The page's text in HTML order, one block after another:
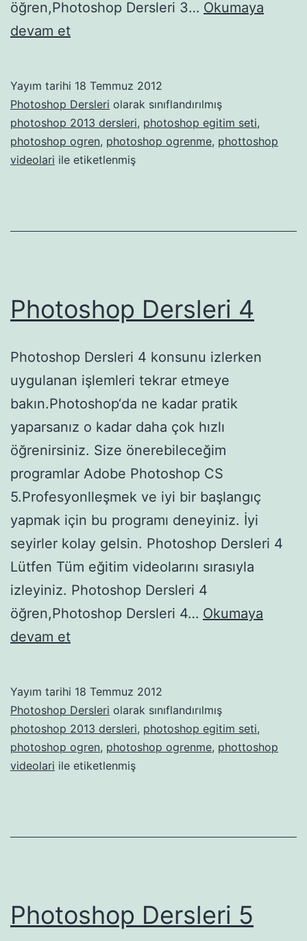
öğren,Photoshop Dersleri 3… Okumaya
devam etPhotoshop
Yayım tarihi 18 Temmuz 2012
Photoshop Dersleri olarak sınıflandırılmış
photoshop 2013 dersleri, photoshop egitim seti,
photoshop ogren, photoshop ogrenme, phottoshop
videolari ile etiketlenmiş
Photoshop Dersleri 4
Photoshop Dersleri 4 konsunu izlerken
uygulanan işlemleri tekrar etmeye
bakın.Photoshop‘da ne kadar pratik
yaparsanız o kadar daha çok hızlı
öğrenirsiniz. Size önerebileceğim
programlar Adobe Photoshop CS
5.Profesyonlleşmek ve iyi bir başlangıç
yapmak için bu programı deneyiniz. İyi
seyirler kolay gelsin. Photoshop Dersleri 4
Lütfen Tüm eğitim videolarını sırasıyla
izleyiniz. Photoshop Dersleri 4
öğren,Photoshop Dersleri 4… Okumaya
devam etPhotoshop
Yayım tarihi 18 Temmuz 2012
Photoshop Dersleri olarak sınıflandırılmış
photoshop 2013 dersleri, photoshop egitim seti,
photoshop ogren, photoshop ogrenme, phottoshop
videolari ile etiketlenmiş
Photoshop Dersleri 5